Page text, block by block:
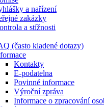
a nařízení
zakázky
a stížnosti
(často kladené dotazy)
Kontakty
E-podatelna
Povinné informace
Výroční zpráva
Informace o zpracování